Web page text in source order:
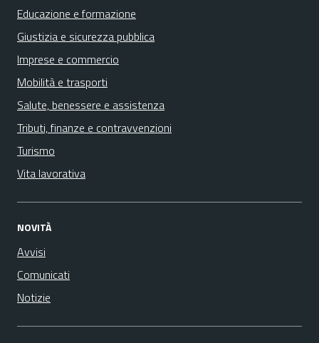
Educazione e formazione
Giustizia e sicurezza pubblica
Imprese e commercio
Mobilità e trasporti
Salute, benessere e assistenza
Tributi, finanze e contravvenzioni
Turismo
Vita lavorativa
NOVITÀ
Avvisi
Comunicati
Notizie